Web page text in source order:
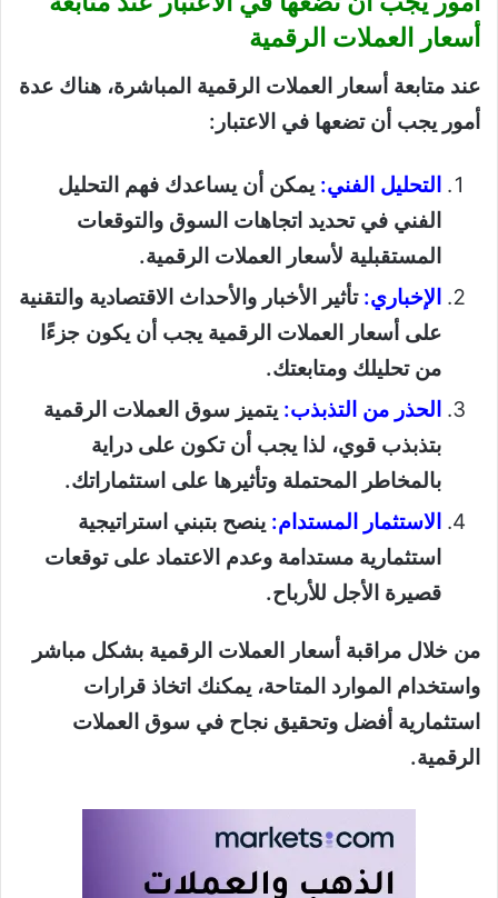
أسعار العملات الرقمية
عند متابعة أسعار العملات الرقمية المباشرة، هناك عدة
أمور يجب أن تضعها في الاعتبار:
التحليل الفني: يمكن أن يساعدك فهم التحليل
الفني في تحديد اتجاهات السوق والتوقعات
المستقبلية لأسعار العملات الرقمية.
الإخباري: تأثير الأخبار والأحداث الاقتصادية والتقنية
على أسعار العملات الرقمية يجب أن يكون جزءًا
من تحليلك ومتابعتك.
الحذر من التذبذب: يتميز سوق العملات الرقمية
بتذبذب قوي، لذا يجب أن تكون على دراية
بالمخاطر المحتملة وتأثيرها على استثماراتك.
الاستثمار المستدام: ينصح بتبني استراتيجية
استثمارية مستدامة وعدم الاعتماد على توقعات
قصيرة الأجل للأرباح.
من خلال مراقبة أسعار العملات الرقمية بشكل مباشر
واستخدام الموارد المتاحة، يمكنك اتخاذ قرارات
استثمارية أفضل وتحقيق نجاح في سوق العملات
الرقمية.